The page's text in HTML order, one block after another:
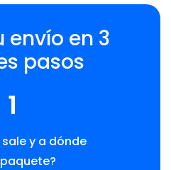
envío en 3
pasos
1
y a dónde